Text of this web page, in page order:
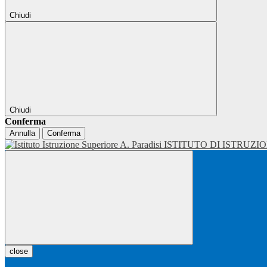
Chiudi
Chiudi
Conferma
Annulla Conferma
ISTITUTO DI
close